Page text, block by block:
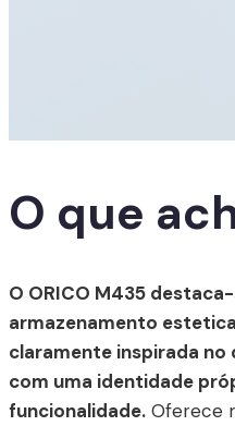
O que
O ORICO M435
armazenamento
claramente inspirada no
com uma identidade
funcionalidade. Oferece